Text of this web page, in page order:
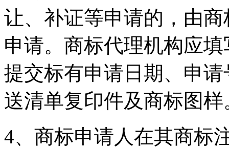
让、补证等申请的，由
申请。商标代理机构应
提交标有申请日期、申
送清单复印件及商标图样
4、商标申请人在其商标